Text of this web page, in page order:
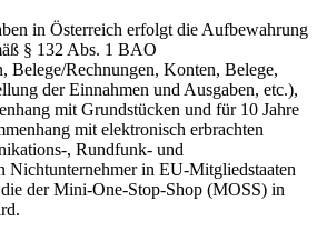
in Österreich erfolgt die Aufbewahrung
§ 132 Abs. 1 BAO
Belege/Rechnungen, Konten, Belege,
der Einnahmen und Ausgaben, etc.),
mit Grundstücken und für 10 Jahre
mit elektronisch erbrachten
, Rundfunk- und
Nichtunternehmer in EU-Mitgliedstaaten
der Mini-One-Stop-Shop (MOSS) in